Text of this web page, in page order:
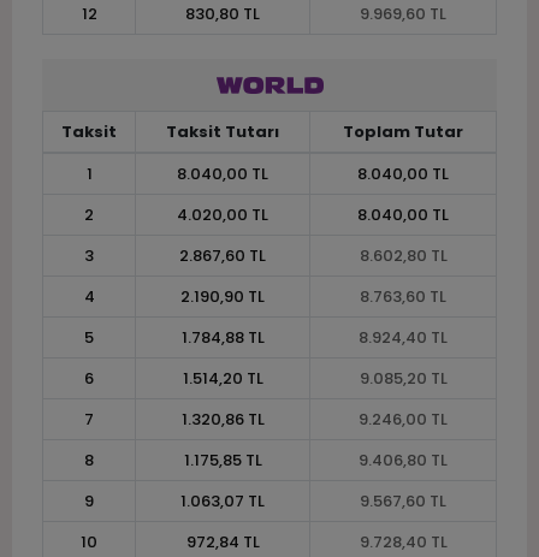
12
830,80 TL 9.969,60 TL
Taksit Taksit Tutarı
Toplam Tutar
1
8.040,00 TL
8.040,00 TL
2
4.020,00 TL
8.040,00 TL
3
2.867,60 TL
8.602,80 TL
4
2.190,90 TL
8.763,60 TL
5
1.784,88 TL
8.924,40 TL
6
1.514,20 TL
9.085,20 TL
7
1.320,86 TL
9.246,00 TL
8
1.175,85 TL
9.406,80 TL
9
1.063,07 TL
9.567,60 TL
10
972,84 TL
9.728,40 TL